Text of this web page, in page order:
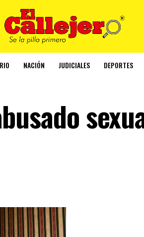
NACIÓN JUDICIALES DEPORTES